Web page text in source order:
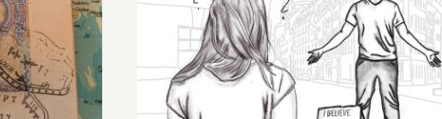
„Mein Vater ist ein Nazi“